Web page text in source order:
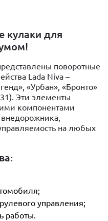
кулаки для
поворотные
Lada Niva –
«Урбан», «Бронто»
Эти элементы
компонентами
на любых
управления;
работы.